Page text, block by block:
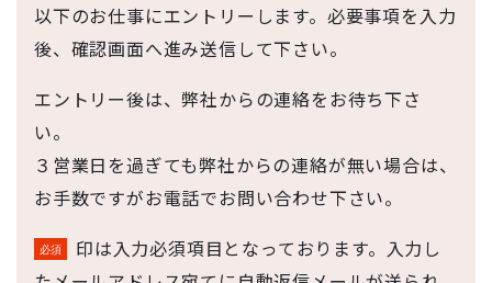
以下のお仕事にエントリーします。必要事項を入力
後、確認画面へ進み送信して下さい。
エントリー後は、弊社からの連絡をお待ち下さ
い。
３営業日を過ぎても弊社からの連絡が無い場合は、
お手数ですがお電話でお問い合わせ下さい。
印は入力必須項目となっております。入力し